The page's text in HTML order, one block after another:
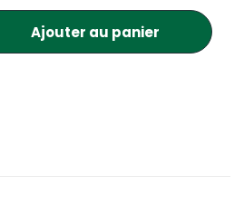
Ajouter au panier